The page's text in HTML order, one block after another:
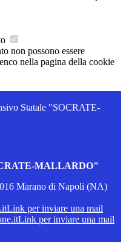
non possono essere
nella pagina della cookie
Statale "SOCRATE-
MALLARDO"
Marano di Napoli (NA)
Link per inviare una mail
Link per inviare una mail